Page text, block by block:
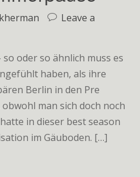
Leave a
oder so ähnlich muss es
haben, als ihre
Berlin in den Pre
man sich doch noch
in dieser best season
im Gäuboden. […]